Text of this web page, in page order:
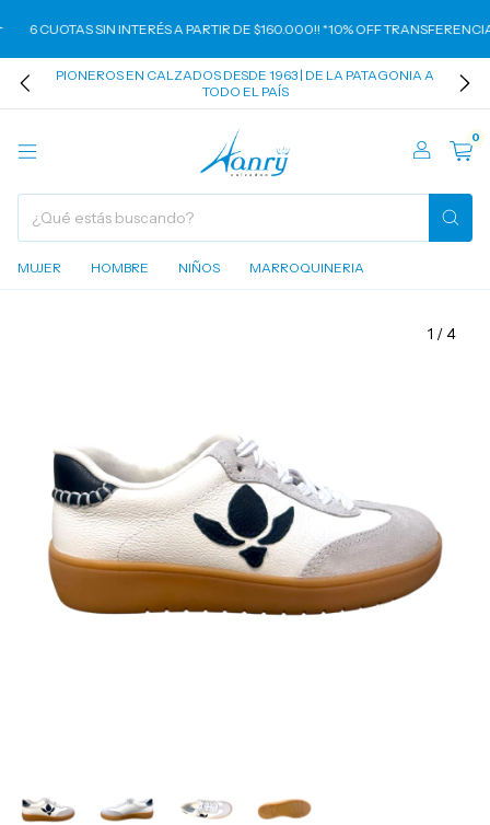
6 CUOTAS SIN INTERÉS A PARTIR DE $160.000!! *10% OFF
PIONEROS EN CALZADOS DESDE 1963 | DE LA PATAGONIA A
TODO EL PAÍS
0
MUJER HOMBRE NIÑOS MARROQUINERIA
1 /4